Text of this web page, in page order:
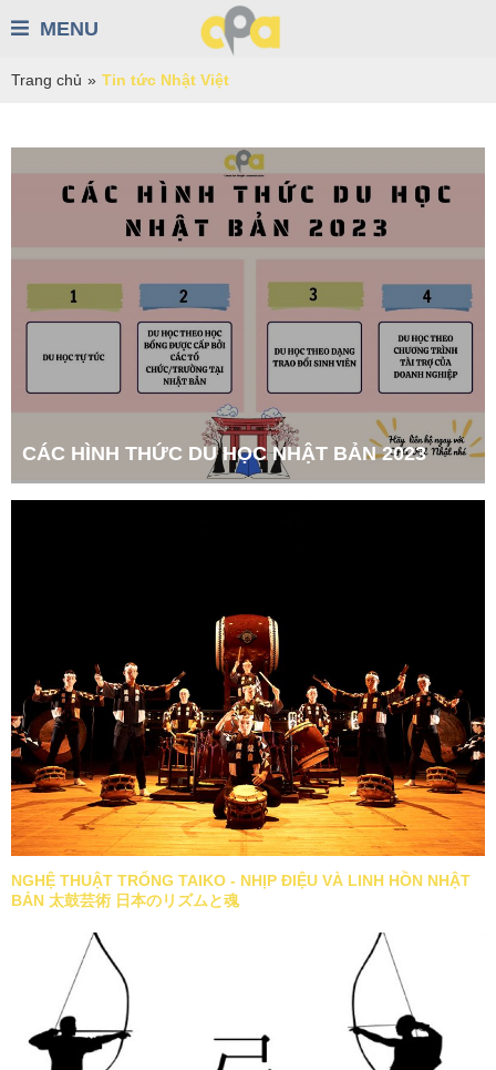
MENU
Trang chủ » Tin tức Nhật Việt
CÁC HÌNH THỨC DU HỌC NHẬT BẢN 2023
NGHỆ THUẬT TRỐNG TAIKO - NHỊP ĐIỆU VÀ LINH HỒN NHẬT
BẢN 太鼓芸術 日本のリズムと魂